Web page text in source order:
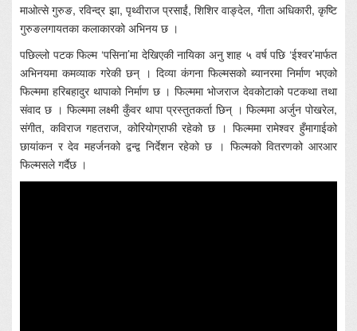
माओत्से गुरुङ, रविन्द्र झा, पृथ्वीराज प्रसाईं, शिशिर वाङ्देल, गीता अधिकारी, कृष्टि
गुरुङलगायतका कलाकारको अभिनय छ ।
पछिल्लो पटक फिल्म ‘पसिना’मा देखिएकी नायिका अनु शाह ५ वर्ष पछि ‘ईश्वर’मार्फत
अभिनयमा कमव्याक गरेकी छन् । दिव्या कंगना फिल्मसको ब्यानरमा निर्माण भएको
फिल्ममा हरिबहादुर थापाको निर्माण छ । फिल्ममा भोजराज देवकोटाको पटकथा तथा
संवाद छ । फिल्ममा लक्ष्मी कुँवर थापा प्रस्तुतकर्ता छिन् । फिल्ममा अर्जुन पोखरेल,
संगीत, कविराज गहतराज, कोरियोग्राफी रहेको छ । फिल्ममा रामेश्वर हुँमागाईको
छायांकन र देव महर्जनको द्वन्द्व निर्देशन रहेको छ । फिल्मको वितरणको आरआर
फिल्मसले गर्दैछ ।